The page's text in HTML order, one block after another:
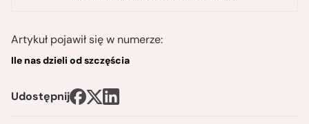
Artykuł pojawił się w numerze:
Ile nas dzieli od szczęścia
Udostępnij